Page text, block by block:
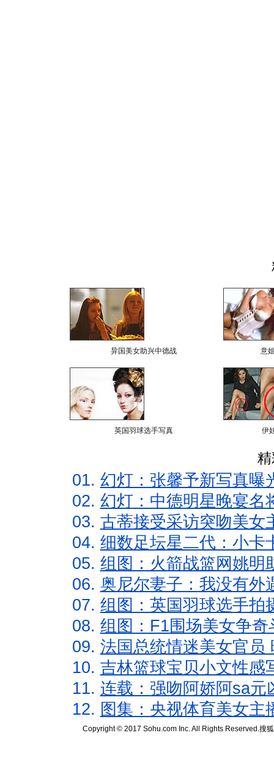
异国美女助兴中德战 意
英国羽球选手写真 伊
01. 幻灯：张馨予新写真曝
02. 幻灯：中德明星晚宴名
03. 古蒂接受采访突吻美女
04. 细数足坛星二代：小卡
05. 组图：火箭战篮网姚明
06. 奥尼尔妻子：我没有外
07. 组图：英国羽球选手拍
08. 组图：F1围场美女争
09. 法国总统情迷美女官员
10. 吉林篮球宝贝小文性感
11. 连载：强吻阿娇阿sa元
12. 图集：央视体育美女主
Copyright © 2017 Sohu.com Inc. All Rights Reserved.搜